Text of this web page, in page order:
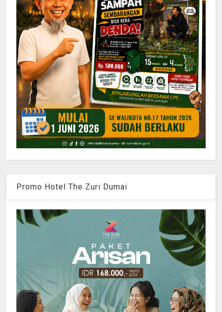
Promo Hotel The Zuri Dumai